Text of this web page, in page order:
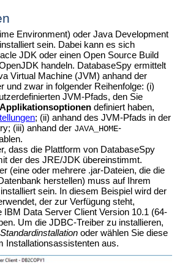
Environment) oder Java Development
sein. Dabei kann es sich
JDK oder einen Open Source Build
handeln. DatabaseSpy ermittelt
Virtual Machine (JVM) anhand der
und zwar in folgender Reihenfolge: (i)
JVM-Pfads, den Sie
Applikationsoptionen definiert haben,
; (ii) anhand des JVM-Pfads in der
(iii) anhand der JAVA_HOME-
dass die Plattform von DatabaseSpy
der des JRE/JDK übereinstimmt.
(eine oder mehrere .jar-Dateien, die die
herstellen) muss auf Ihrem
sein. In diesem Beispiel wird der
der zur Verfügung steht,
IBM Data Server Client Version 10.1 (64-
Um die JDBC-Treiber zu installieren,
Standardinstallation oder wählen Sie diese
Installationsassistenten aus.